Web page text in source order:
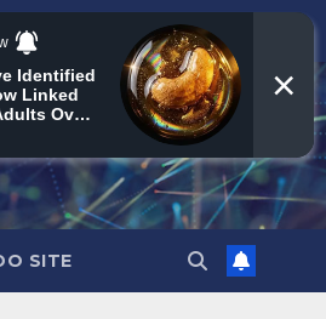
SITE